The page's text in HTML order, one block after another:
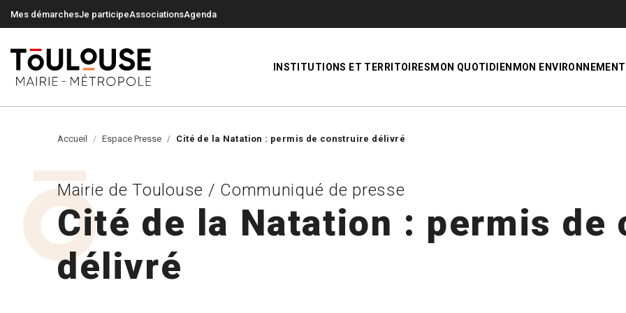
Mes démarchesJe participeAssociationsAgenda
INSTITUTIONS ET TERRITOIRES MON QUOTIDIEN MON ENVIRONNEMENT
Accueil Espace Presse Cité de la Natation : permis de construire délivré
Cité de la Natation : permis de
délivré
Mairie de Toulouse / Communiqué de presse